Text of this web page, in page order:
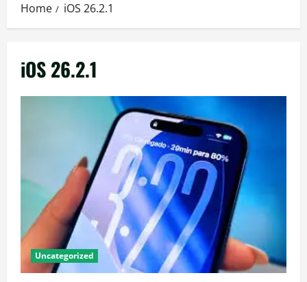
Home iOS 26.2.1
iOS 26.2.1
Uncategorized